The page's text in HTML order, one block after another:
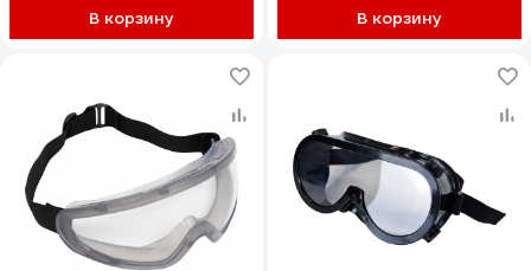
В корзину В корзину